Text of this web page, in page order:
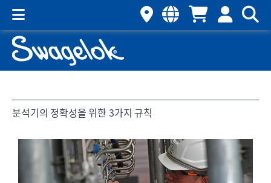
분석기의 정확성을 위한 3가지 규칙